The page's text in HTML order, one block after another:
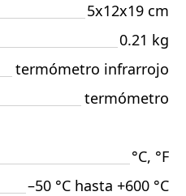
5x12x19 cm
0.21 kg
termómetro infrarrojo
termómetro
°C, °F
–50 °C hasta +600 °C